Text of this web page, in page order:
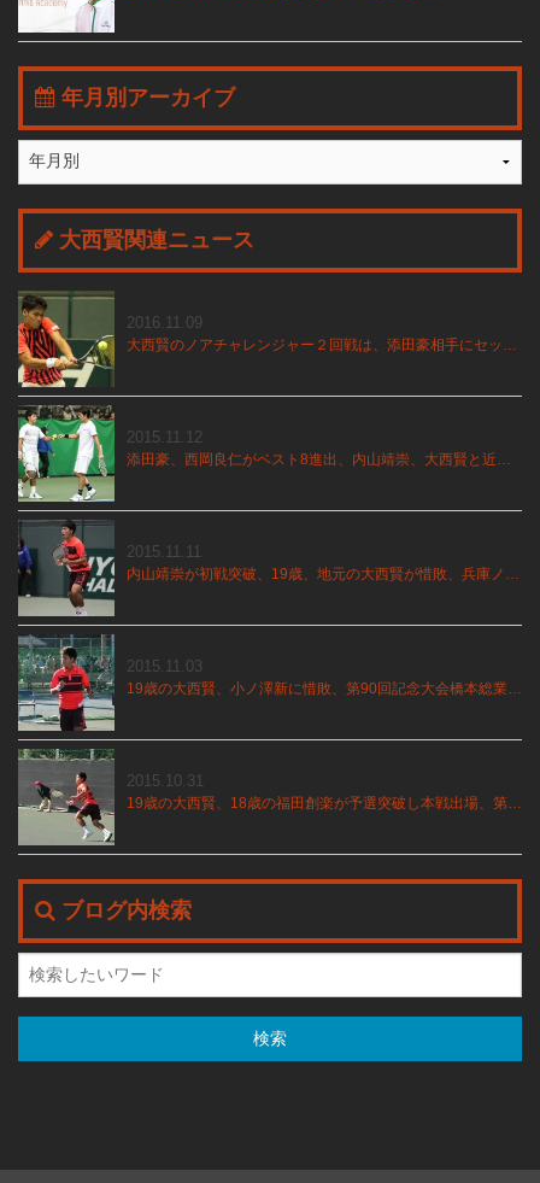
年月別アーカイブ
大西賢関連ニュース
大西賢のノアチャレンジャー２回戦は、添田豪相手にセットポイントを握る健闘
2016.11.09
添田豪、西岡良仁がベスト8進出、内山靖崇、大西賢と近藤大生ペアは惜敗、兵庫ノアチャレンジャー
2015.11.12
内山靖崇が初戦突破、19歳、地元の大西賢が惜敗、兵庫ノアチャレンジャー
2015.11.11
19歳の大西賢、小ノ澤新に惜敗、第90回記念大会橋本総業全日本テニス選手権
2015.11.03
19歳の大西賢、18歳の福田創楽が予選突破し本戦出場、第90回記念大会橋本総業全日本テニス選手権
2015.10.31
ブログ内検索